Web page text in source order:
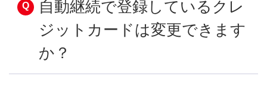
自動継続で登録しているクレ
ジットカードは変更できます
か？